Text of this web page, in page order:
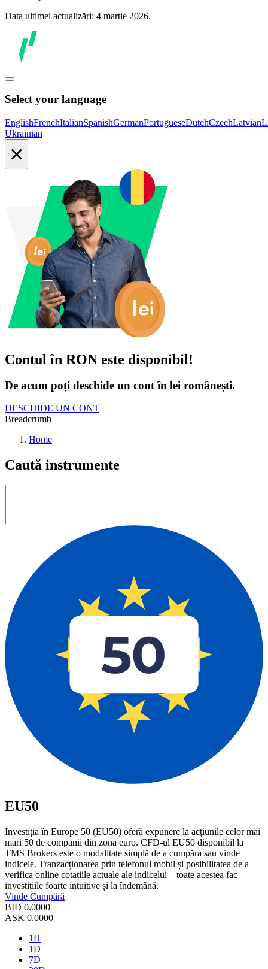
Data ultimei actualizări: 4 martie 2026.
Select your language
EnglishFrenchItalianSpanishGermanPortugueseDutchCzechLatvian
Ukrainian
×
Contul în RON este disponibil!
De acum poți deschide un cont în lei românești.
DESCHIDE UN CONT
Breadcrumb
Home
Caută instrumente
EU50
Investiția în Europe 50 (EU50) oferă expunere la acțiunile celor mai
mari 50 de companii din zona euro. CFD-ul EU50 disponibil la
TMS Brokers este o modalitate simplă de a cumpăra sau vinde
indicele. Tranzacționarea prin telefonul mobil și posibilitatea de a
verifica online cotațiile actuale ale indicelui – toate acestea fac
investițiile foarte intuitive și la îndemână.
Vinde Cumpără
BID 0.0000
ASK 0.0000
1H
1D
7D